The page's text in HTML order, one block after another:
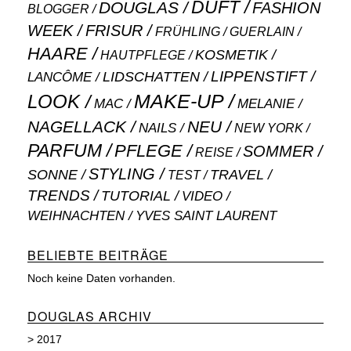
BLOGGER DOUGLAS DUFT
FASHION
WEEK
FRISUR FRÜHLING GUERLAIN
HAARE HAUTPFLEGE
KOSMETIK
LANCÔME
LIDSCHATTEN LIPPENSTIFT
LOOK MAC MAKE-UP MELANIE
NAGELLACK NAILS NEU NEW YORK
PARFUM PFLEGE REISE SOMMER
SONNE STYLING TEST TRAVEL
TRENDS TUTORIAL VIDEO
WEIHNACHTEN YVES SAINT LAURENT
BELIEBTE BEITRÄGE
Noch keine Daten vorhanden.
DOUGLAS ARCHIV
> 2017